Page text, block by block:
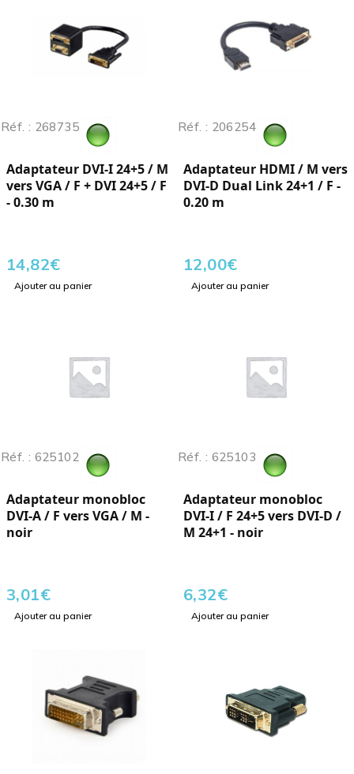
Réf. : 268735
Adaptateur DVI-I 24+5 / M
vers VGA / F + DVI 24+5 / F
- 0.30 m
14,82€
Ajouter au panier
Réf. : 206254
Adaptateur HDMI / M vers
DVI-D Dual Link 24+1 / F -
0.20 m
12,00€
Ajouter au panier
Réf. : 625102
Adaptateur monobloc
DVI-A / F vers VGA / M -
noir
3,01€
Ajouter au panier
Réf. : 625103
Adaptateur monobloc
DVI-I / F 24+5 vers DVI-D /
M 24+1 - noir
6,32€
Ajouter au panier